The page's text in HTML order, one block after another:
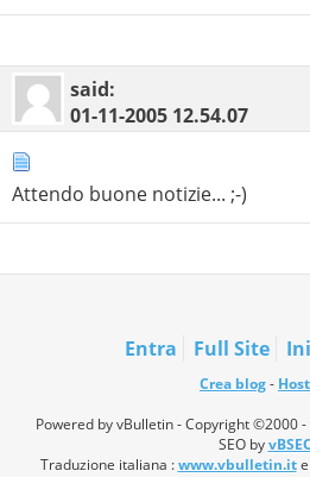
said:
01-11-2005 12.54.07
Attendo buone notizie... ;-)
Entra Full Site
Crea blog-
Powered by vBulletin - Copyright ©2000
SEO by
Traduzione italiana :www.vbulletin.ite